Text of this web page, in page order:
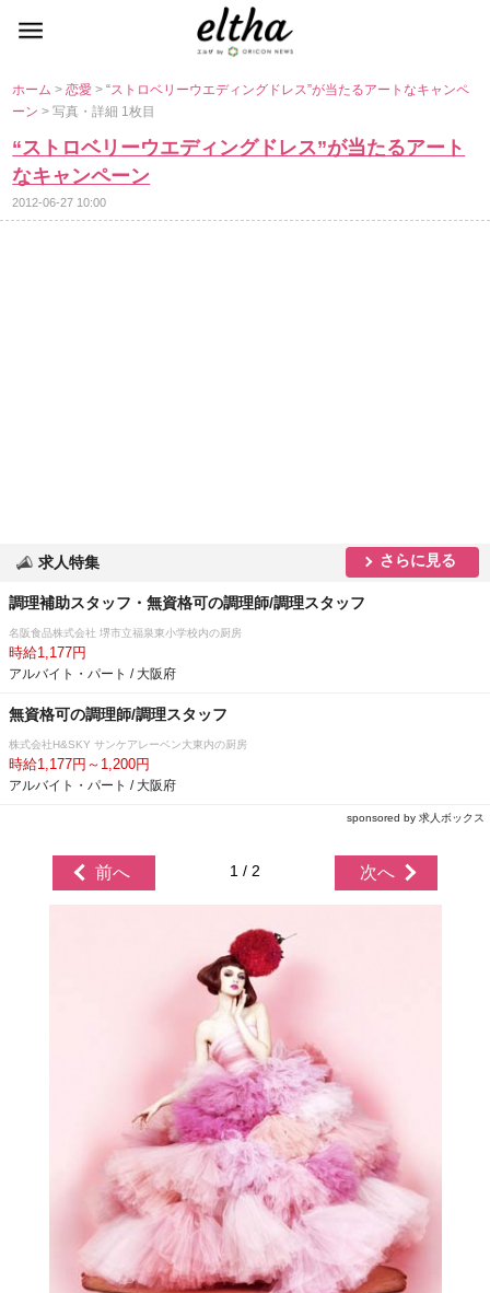
ホーム>恋愛>“ストロベリーウエディングドレス”が当たるアートなキャンペ
ーン> 写真・詳細 1枚目
“ストロベリーウエディングドレス”が当たるアート
なキャンペーン
2012-06-27 10:00
求人特集 さらに見る
調理補助スタッフ・無資格可の調理師/調理スタッフ
名阪食品株式会社 堺市立福泉東小学校内の厨房
時給1,177円
アルバイト・パート / 大阪府
無資格可の調理師/調理スタッフ
株式会社H&SKY サンケアレーベン大東内の厨房
時給1,177円～1,200円
アルバイト・パート / 大阪府
sponsored by 求人ボックス
前へ 1 / 2 次へ